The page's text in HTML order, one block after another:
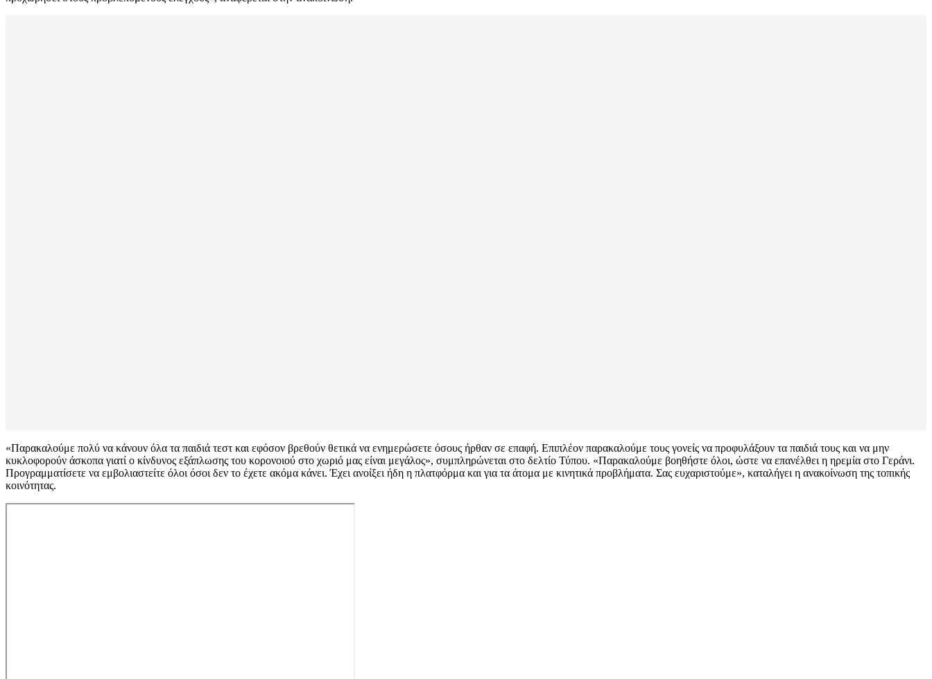
«Παρακαλούμε πολύ να κάνουν όλα τα παιδιά τεστ και εφόσον βρεθούν θετικά να ενημερώσετε όσους ήρθαν σε επαφή. Επιπλέον παρακαλούμε τους γονείς να προφυλάξουν τα παιδιά τους και να μην
κυκλοφορούν άσκοπα γιατί ο κίνδυνος εξάπλωσης του κορονοιού στο χωριό μας είναι μεγάλος», συμπληρώνεται στο δελτίο Τύπου. «Παρακαλούμε βοηθήστε όλοι, ώστε να επανέλθει η ηρεμία στο Γεράνι.
Προγραμματίσετε να εμβολιαστείτε όλοι όσοι δεν το έχετε ακόμα κάνει. Έχει ανοίξει ήδη η πλατφόρμα και για τα άτομα με κινητικά προβλήματα. Σας ευχαριστούμε», καταλήγει η ανακοίνωση της τοπικής
κοινότητας.